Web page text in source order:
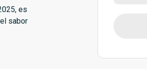
es
sabor